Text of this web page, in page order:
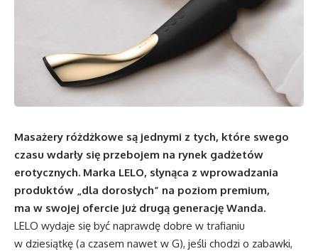
Masażery różdżkowe są jednymi z tych, które swego
czasu wdarły się przebojem na rynek gadżetów
erotycznych. Marka LELO, słynąca z wprowadzania
produktów „dla dorosłych” na poziom premium,
ma w swojej ofercie już drugą generację Wanda.
LELO wydaje się być naprawdę dobre w trafianiu
w dziesiątkę (a czasem nawet w G), jeśli chodzi o zabawki,